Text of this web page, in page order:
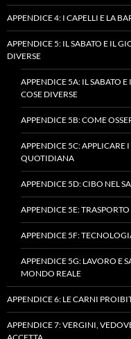
APPENDICE 4: I CAPELLI E LA
APPENDICE 5: IL SABATO E IL
DIVERSE
APPENDICE 5A: IL SABATO
COSE DIVERSE
APPENDICE 5B: COME
APPENDICE 5C: APPLICARE
QUOTIDIANA
APPENDICE 5D: CIBO NEL
APPENDICE 5E: TRASPORTO
APPENDICE 5F:
APPENDICE 5G: LAVORO E
MONDO REALE
APPENDICE 6: LE CARNI
APPENDICE 7: VERGINI,